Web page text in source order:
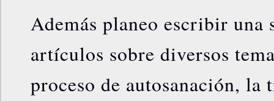
Además planeo escribir una
artículos sobre diversos
proceso de autosanación, la